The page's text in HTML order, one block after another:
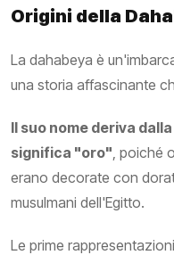
Origini della
La dahabeya è
una storia affascinante
Il suo nome deriva
significa "oro" , poiché
erano decorate con
musulmani dell'Egitto.
Le prime